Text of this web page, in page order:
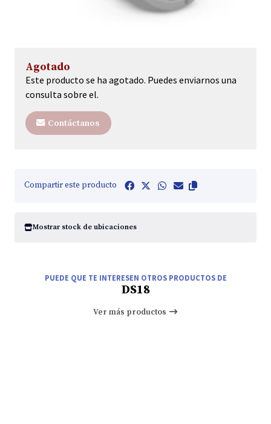
Agotado
Este producto se ha agotado. Puedes enviarnos una
consulta sobre el.
Contáctanos
Compartir este producto
Mostrar stock de ubicaciones
PUEDE QUE TE INTERESEN OTROS PRODUCTOS DE
DS18
Ver más productos